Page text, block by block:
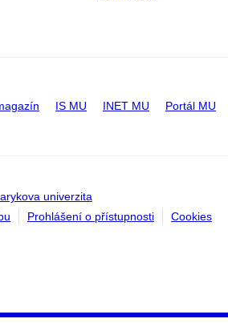
IS MU INET MU Portál MU
univerzita
Prohlášení o přístupnosti Cookies